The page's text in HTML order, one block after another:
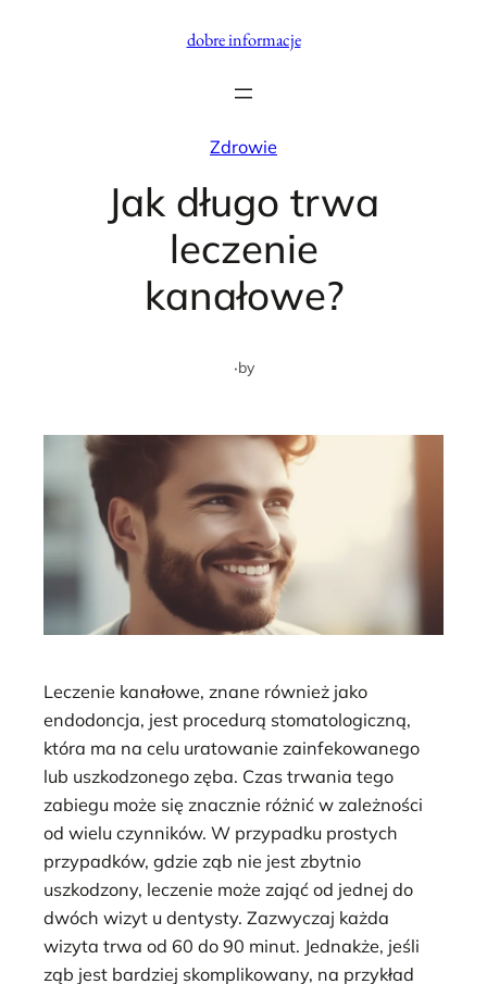
dobre informacje
Zdrowie
Jak długo trwa
leczenie
kanałowe?
·by
Leczenie kanałowe, znane również jako
endodoncja, jest procedurą stomatologiczną,
która ma na celu uratowanie zainfekowanego
lub uszkodzonego zęba. Czas trwania tego
zabiegu może się znacznie różnić w zależności
od wielu czynników. W przypadku prostych
przypadków, gdzie ząb nie jest zbytnio
uszkodzony, leczenie może zająć od jednej do
dwóch wizyt u dentysty. Zazwyczaj każda
wizyta trwa od 60 do 90 minut. Jednakże, jeśli
ząb jest bardziej skomplikowany, na przykład